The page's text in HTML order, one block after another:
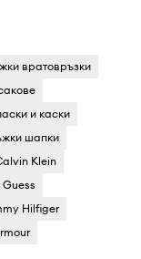
вратовръзки
и каски
шапки
Klein
Hilfiger